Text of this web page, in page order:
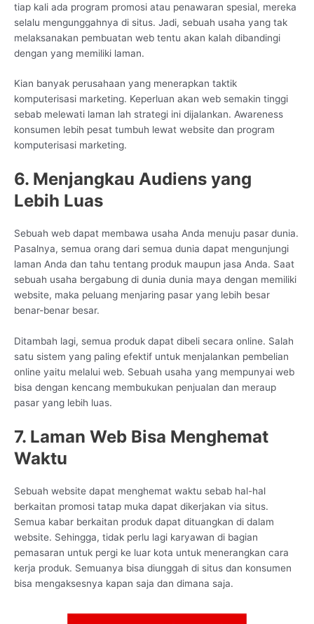
tiap kali ada program promosi atau penawaran spesial, mereka
selalu mengunggahnya di situs. Jadi, sebuah usaha yang tak
melaksanakan pembuatan web tentu akan kalah dibandingi
dengan yang memiliki laman.
Kian banyak perusahaan yang menerapkan taktik
komputerisasi marketing. Keperluan akan web semakin tinggi
sebab melewati laman lah strategi ini dijalankan. Awareness
konsumen lebih pesat tumbuh lewat website dan program
komputerisasi marketing.
6. Menjangkau Audiens yang
Lebih Luas
Sebuah web dapat membawa usaha Anda menuju pasar dunia.
Pasalnya, semua orang dari semua dunia dapat mengunjungi
laman Anda dan tahu tentang produk maupun jasa Anda. Saat
sebuah usaha bergabung di dunia dunia maya dengan memiliki
website, maka peluang menjaring pasar yang lebih besar
benar-benar besar.
Ditambah lagi, semua produk dapat dibeli secara online. Salah
satu sistem yang paling efektif untuk menjalankan pembelian
online yaitu melalui web. Sebuah usaha yang mempunyai web
bisa dengan kencang membukukan penjualan dan meraup
pasar yang lebih luas.
7. Laman Web Bisa Menghemat
Waktu
Sebuah website dapat menghemat waktu sebab hal-hal
berkaitan promosi tatap muka dapat dikerjakan via situs.
Semua kabar berkaitan produk dapat dituangkan di dalam
website. Sehingga, tidak perlu lagi karyawan di bagian
pemasaran untuk pergi ke luar kota untuk menerangkan cara
kerja produk. Semuanya bisa diunggah di situs dan konsumen
bisa mengaksesnya kapan saja dan dimana saja.